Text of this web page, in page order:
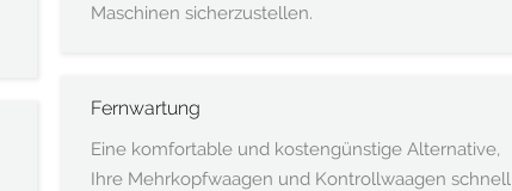
Maschinen sicherzustellen.
Fernwartung
Eine komfortable und kostengünstige Alternative,
Ihre Mehrkopfwaagen und Kontrollwaagen schnell